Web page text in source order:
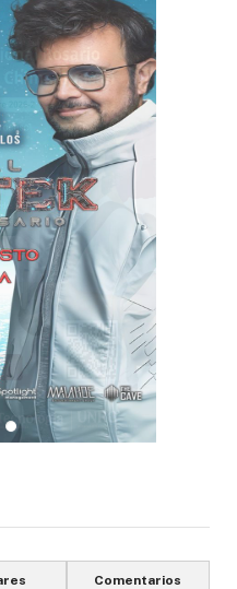
Comentarios